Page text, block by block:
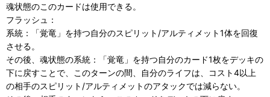
魂状態のこのカードは使用できる。
フラッシュ：
系統：「覚竜」を持つ自分のスピリット/アルティメット1体を回復
させる。
その後、魂状態の系統：「覚竜」を持つ自分のカード1枚をデッキの
下に戻すことで、このターンの間、自分のライフは、コスト4以上
の相手のスピリット/アルティメットのアタックでは減らない。